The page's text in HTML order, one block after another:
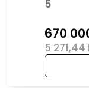
5
670
5